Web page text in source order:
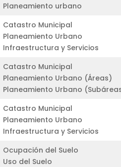
Planeamiento urbano
Catastro Municipal
Planeamiento Urbano
Infraestructura y Servicios
Catastro Municipal
Planeamiento Urbano (Áreas)
Planeamiento Urbano
Catastro Municipal
Planeamiento Urbano
Infraestructura y Servicios
Ocupación del Suelo
Uso del Suelo